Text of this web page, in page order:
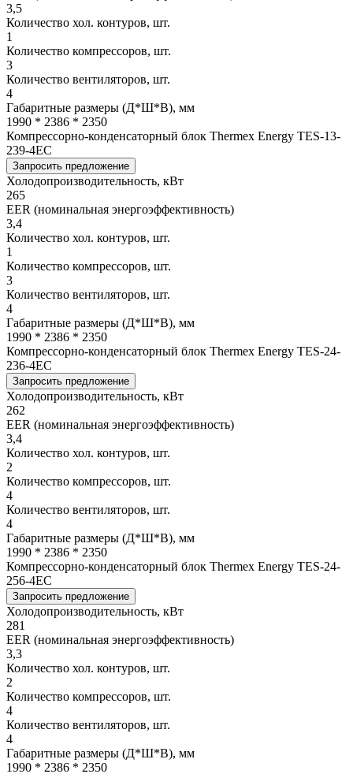
3,5
Количество хол. контуров, шт.
1
Количество компрессоров, шт.
3
Количество вентиляторов, шт.
4
Габаритные размеры (Д*Ш*В), мм
1990 * 2386 * 2350
Компрессорно-конденсаторный блок Thermex Energy TES-13-
239-4EC
Запросить предложение
Холодопроизводительность, кВт
265
EER (номинальная энергоэффективность)
3,4
Количество хол. контуров, шт.
1
Количество компрессоров, шт.
3
Количество вентиляторов, шт.
4
Габаритные размеры (Д*Ш*В), мм
1990 * 2386 * 2350
Компрессорно-конденсаторный блок Thermex Energy TES-24-
236-4EC
Запросить предложение
Холодопроизводительность, кВт
262
EER (номинальная энергоэффективность)
3,4
Количество хол. контуров, шт.
2
Количество компрессоров, шт.
4
Количество вентиляторов, шт.
4
Габаритные размеры (Д*Ш*В), мм
1990 * 2386 * 2350
Компрессорно-конденсаторный блок Thermex Energy TES-24-
256-4EC
Запросить предложение
Холодопроизводительность, кВт
281
EER (номинальная энергоэффективность)
3,3
Количество хол. контуров, шт.
2
Количество компрессоров, шт.
4
Количество вентиляторов, шт.
4
Габаритные размеры (Д*Ш*В), мм
1990 * 2386 * 2350